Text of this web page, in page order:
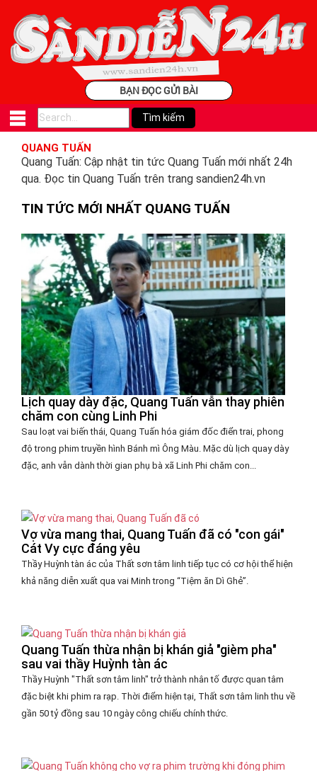
BẠN ĐỌC GỬI BÀI
QUANG TUẤN
Quang Tuấn: Cập nhật tin tức Quang Tuấn mới nhất 24h
qua. Đọc tin Quang Tuấn trên trang sandien24h.vn
TIN TỨC MỚI NHẤT QUANG TUẤN
Lịch quay dày đặc, Quang Tuấn vẫn thay phiên
chăm con cùng Linh Phi
Sau loạt vai biến thái, Quang Tuấn hóa giám đốc điển trai, phong
độ trong phim truyền hình Bánh mì Ông Màu. Mặc dù lịch quay dày
đặc, anh vẫn dành thời gian phụ bà xã Linh Phi chăm con...
Vợ vừa mang thai, Quang Tuấn đã có "con gái"
Cát Vy cực đáng yêu
Thầy Huỳnh tàn ác của Thất sơn tâm linh tiếp tục có cơ hội thể hiện
khả năng diễn xuất qua vai Minh trong “Tiệm ăn Dì Ghẻ”.
Quang Tuấn thừa nhận bị khán giả "gièm pha"
sau vai thầy Huỳnh tàn ác
Thầy Huỳnh "Thất sơn tâm linh" trở thành nhân tố được quan tâm
đặc biệt khi phim ra rạp. Thời điểm hiện tại, Thất sơn tâm linh thu về
gần 50 tỷ đồng sau 10 ngày công chiếu chính thức.